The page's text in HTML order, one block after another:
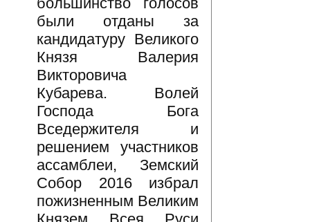
были отданы за
кандидатуру Великого
Князя Валерия
Викторовича
Кубарева. Волей
Господа Бога
Вседержителя и
решением участников
ассамблеи, Земский
Собор 2016 избрал
пожизненным Великим